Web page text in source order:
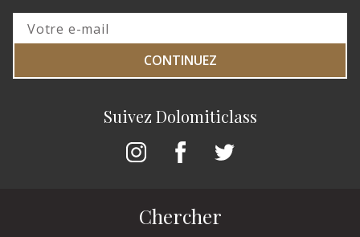
Suivez Dolomiticlass
CONTINUEZ
Chercher